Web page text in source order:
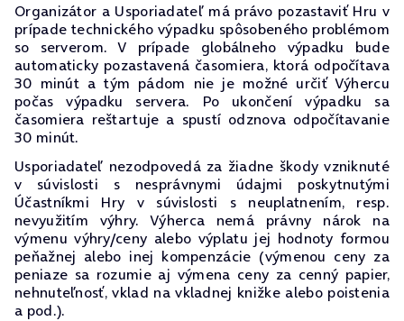
Organizátor a Usporiadateľ má právo pozastaviť Hru v
prípade technického výpadku spôsobeného problémom
so serverom. V prípade globálneho výpadku bude
automaticky pozastavená časomiera, ktorá odpočítava
30 minút a tým pádom nie je možné určiť Výhercu
počas výpadku servera. Po ukončení výpadku sa
časomiera reštartuje a spustí odznova odpočítavanie
30 minút.
Usporiadateľ nezodpovedá za žiadne škody vzniknuté
v súvislosti s nesprávnymi údajmi poskytnutými
Účastníkmi Hry v súvislosti s neuplatnením, resp.
nevyužitím výhry. Výherca nemá právny nárok na
výmenu výhry/ceny alebo výplatu jej hodnoty formou
peňažnej alebo inej kompenzácie (výmenou ceny za
peniaze sa rozumie aj výmena ceny za cenný papier,
nehnuteľnosť, vklad na vkladnej knižke alebo poistenia
a pod.).